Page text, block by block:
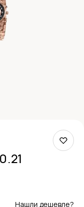
Нашли дешевле?